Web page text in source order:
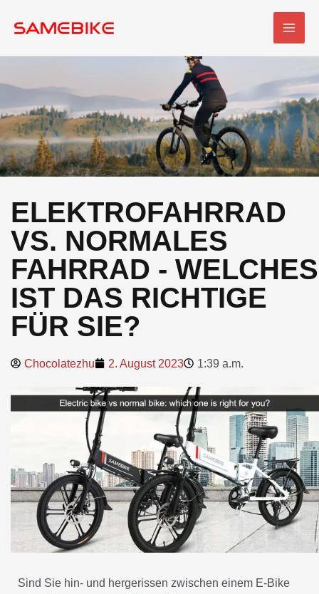
Inhalt
ELEKTROFAHRRAD
VS. NORMALES
FAHRRAD - WELCHES
IST DAS RICHTIGE
FÜR SIE?
Chocolatezhu 2. August 2023 1:39 a.m.
Sind Sie hin- und hergerissen zwischen einem E-Bike